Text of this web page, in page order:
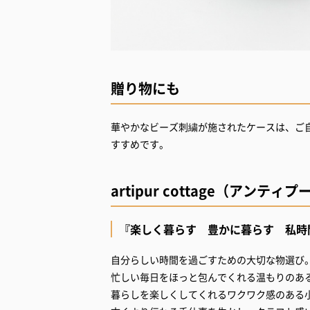
贈り物にも
華やかなビーズ刺繍が施されたケースは、
すすめです。
artipur cottage（アンティプ
『楽しく暮らす 豊かに暮らす 私時
自分らしい時間を過ごすための大切な物選
忙しい毎日をほっと包んでくれる温もりのあ
暮らしを楽しくしてくれるワクワク感のある